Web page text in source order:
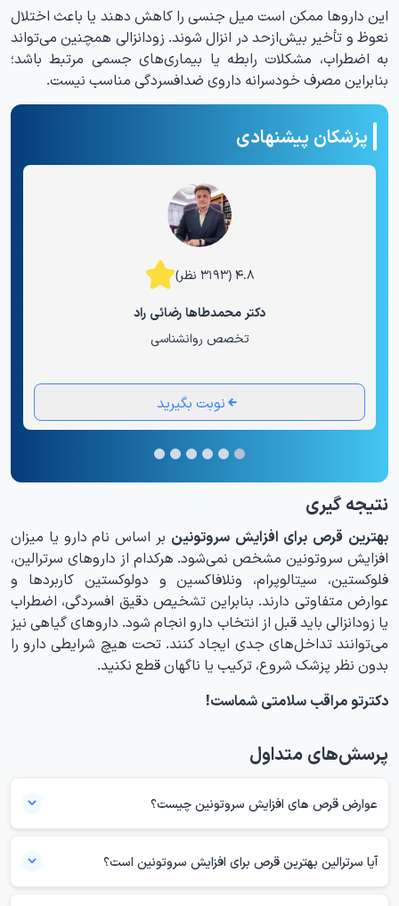
این داروها ممکن است میل جنسی را کاهش دهند یا باعث اختلال
نعوظ و تأخیر بیش‌ازحد در انزال شوند. زودانزالی همچنین می‌تواند
به اضطراب، مشکلات رابطه یا بیماری‌های جسمی مرتبط باشد؛
بنابراین مصرف خودسرانه داروی ضدافسردگی مناسب نیست.
پزشکان پیشنهادی
۴.۸ (۳۱۹۳ نظر)
دکتر محمدطاها رضائی راد
تخصص روانشناسی
نوبت بگیرید
نتیجه گیری
بهترین قرص برای افزایش سروتونین بر اساس نام دارو یا میزان
افزایش سروتونین مشخص نمی‌شود. هرکدام از داروهای سرترالین،
فلوکستین، سیتالوپرام، ونلافاکسین و دولوکستین کاربردها و
عوارض متفاوتی دارند. بنابراین تشخیص دقیق افسردگی، اضطراب
یا زودانزالی باید قبل از انتخاب دارو انجام شود. داروهای گیاهی نیز
می‌توانند تداخل‌های جدی ایجاد کنند. تحت هیچ شرایطی دارو را
بدون نظر پزشک شروع، ترکیب یا ناگهان قطع نکنید.
دکترتو مراقب سلامتی شماست!
پرسش‌های متداول
عوارض قرص های افزایش سروتونین چیست؟
هستند. در شروع درمان یا تغییر مقدار دارو، تغییرات شدید خلق یا افکار
آسیب به خود نیاز به بررسی فوری دارند. تب، گیجی، لرزش و سفتی عضلات
آیا سرترالین بهترین قرص برای افزایش سروتونین است؟